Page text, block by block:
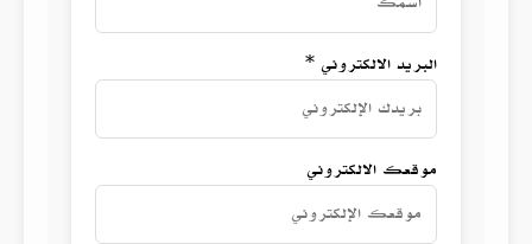
البريد الالكتروني *
موقعك الالكتروني